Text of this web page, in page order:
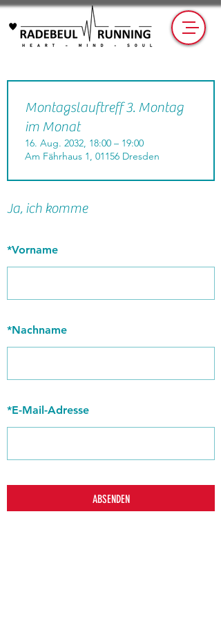
Ja, ich komme
*Vorname
*Nachname
*E-Mail-Adresse
ABSENDEN
Montagslauftreff 3. Montag
im Monat
16. Aug. 2032, 18:00 – 19:00
Am Fährhaus 1, 01156 Dresden